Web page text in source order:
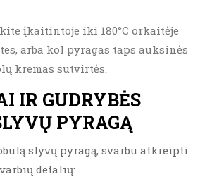
įkaitintoje iki 180°C orkaitėje
arba kol pyragas taps auksinės
kremas sutvirtės.
IR GUDRYBĖS
PYRAGĄ
slyvų pyragą, svarbu atkreipti
detalių: